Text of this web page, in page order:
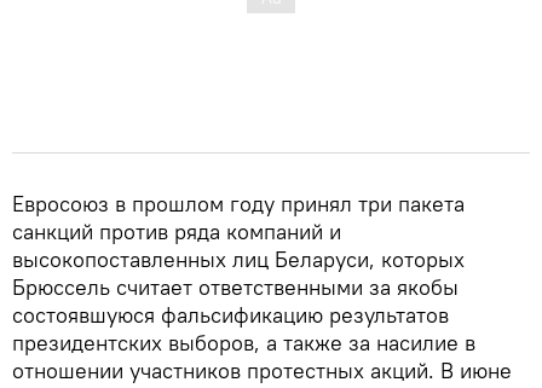
Евросоюз в прошлом году принял три пакета
санкций против ряда компаний и
высокопоставленных лиц Беларуси, которых
Брюссель считает ответственными за якобы
состоявшуюся фальсификацию результатов
президентских выборов, а также за насилие в
отношении участников протестных акций. В июне